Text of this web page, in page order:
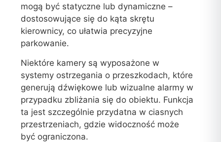
mogą być statyczne lub dynamiczne –
dostosowujące się do kąta skrętu
kierownicy, co ułatwia precyzyjne
parkowanie.
Niektóre kamery są wyposażone w
systemy ostrzegania o przeszkodach, które
generują dźwiękowe lub wizualne alarmy w
przypadku zbliżania się do obiektu. Funkcja
ta jest szczególnie przydatna w ciasnych
przestrzeniach, gdzie widoczność może
być ograniczona.